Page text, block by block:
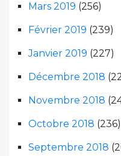
Mars 2019 (256)
Février 2019 (239)
Janvier 2019 (227)
Décembre 2018
Novembre 2018
Octobre 2018 (236)
Septembre 2018